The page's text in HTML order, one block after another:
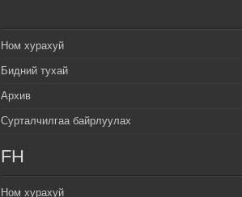
Ном хурахуй
Бидний тухай
Архив
Сурталчилгаа байрлуулах
FH
Ном хурахуй